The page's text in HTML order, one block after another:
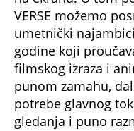
VERSE možemo
umetnički
godine koji
filmskog izraza i
punom zamahu,
potrebe glavnog
gledanja i puno